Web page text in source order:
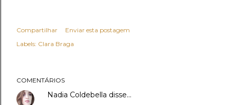
Compartilhar
Enviar esta postagem
Labels: Clara Braga
COMENTÁRIOS
Nadia Coldebella disse…